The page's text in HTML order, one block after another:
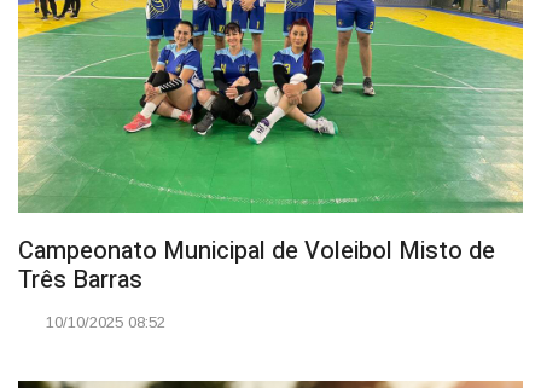
Campeonato Municipal de Voleibol Misto de
Três Barras
10/10/2025 08:52